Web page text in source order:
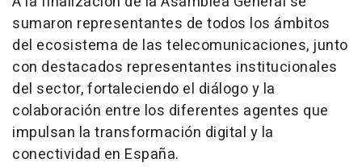
sumaron representantes de todos los ámbitos
del ecosistema de las telecomunicaciones, junto
con destacados representantes institucionales
del sector, fortaleciendo el diálogo y la
colaboración entre los diferentes agentes que
impulsan la transformación digital y la
conectividad en España.